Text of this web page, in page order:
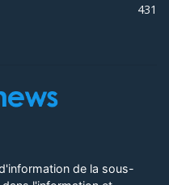
431
de la sous-